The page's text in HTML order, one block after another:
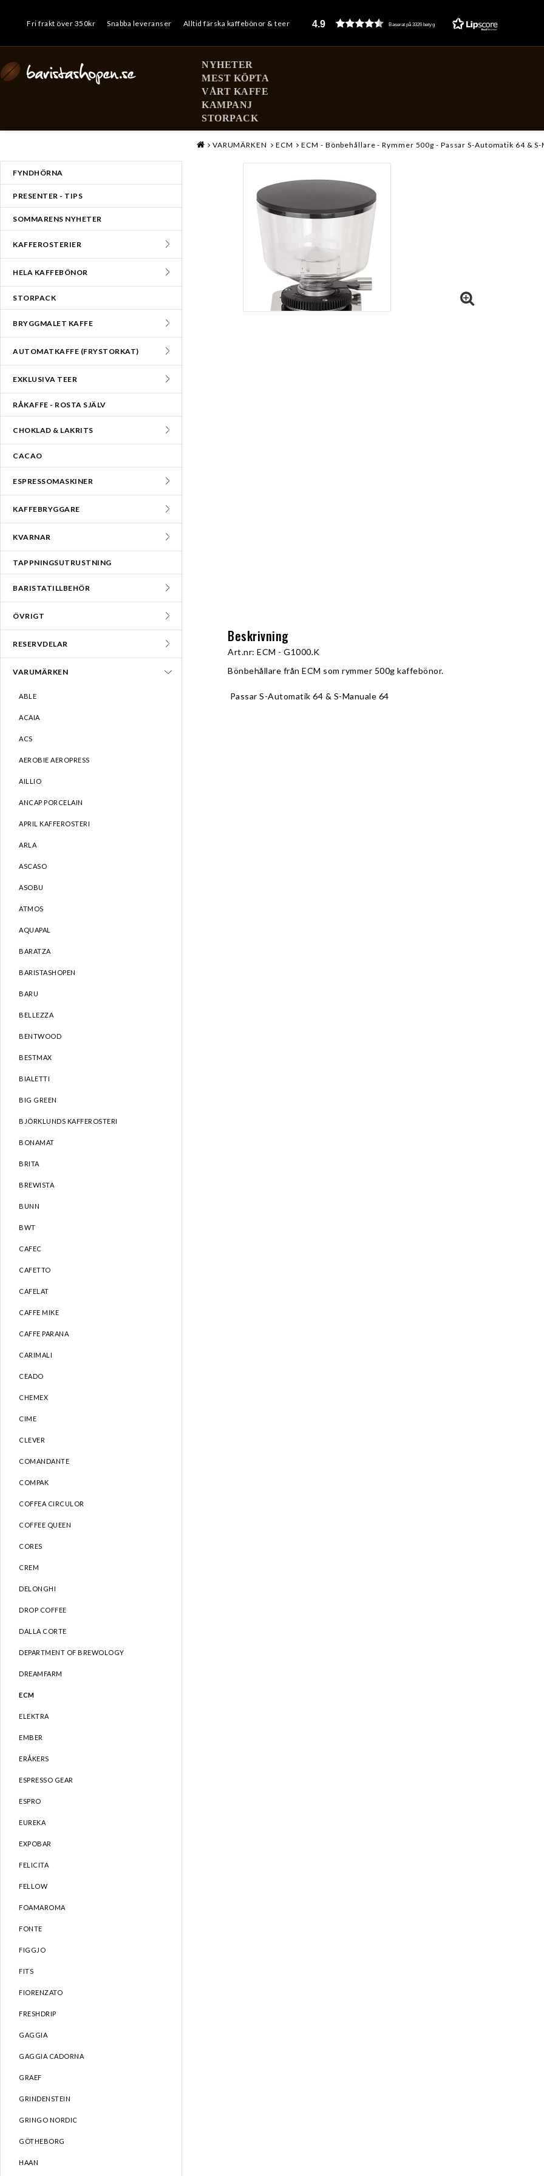
Fri frakt över 350kr Snabba leveranser Alltid färska kaffebönor & teer 4.9 Baserat på 3326 betyg
NYHETER
MEST KÖPTA
VÅRT KAFFE
KAMPANJ
STORPACK
FYNDHÖRNA
PRESENTER - TIPS
SOMMARENS NYHETER
KAFFEROSTERIER
HELA KAFFEBÖNOR
STORPACK
BRYGGMALET KAFFE
AUTOMATKAFFE (FRYSTORKAT)
EXKLUSIVA TEER
RÅKAFFE - ROSTA SJÄLV
CHOKLAD & LAKRITS
CACAO
ESPRESSOMASKINER
KAFFEBRYGGARE
KVARNAR
TAPPNINGSUTRUSTNING
BARISTATILLBEHÖR
ÖVRIGT
RESERVDELAR
VARUMÄRKEN
ABLE
ACAIA
ACS
AEROBIE AEROPRESS
AILLIO
ANCAP PORCELAIN
APRIL KAFFEROSTERI
ARLA
ASCASO
ASOBU
ATMOS
AQUAPAL
BARATZA
BARISTASHOPEN
BARU
BELLEZZA
BENTWOOD
BESTMAX
BIALETTI
BIG GREEN
BJÖRKLUNDS KAFFEROSTERI
BONAMAT
BRITA
BREWISTA
BUNN
BWT
CAFEC
CAFETTO
CAFELAT
CAFFE MIKE
CAFFE PARANA
CARIMALI
CEADO
CHEMEX
CIME
CLEVER
COMANDANTE
COMPAK
COFFEA CIRCULOR
COFFEE QUEEN
CORES
CREM
DELONGHI
DROP COFFEE
DALLA CORTE
DEPARTMENT OF BREWOLOGY
DREAMFARM
ECM
ELEKTRA
EMBER
ERÅKERS
ESPRESSO GEAR
ESPRO
EUREKA
EXPOBAR
FELICITA
FELLOW
FOAMAROMA
FONTE
FIGGJO
FITS
FIORENZATO
FRESHDRIP
GAGGIA
GAGGIA CADORNA
GRAEF
GRINDENSTEIN
GRINGO NORDIC
GÖTHEBORG
HAAN
VARUMÄRKEN ECM ECM - Bönbehållare - Rymmer 500g - Passar S-Automatik 64 &
Beskrivning
Art.nr: ECM - G1000.K
Bönbehållare från ECM som rymmer 500g kaffebönor.
Passar S-Automatik 64 & S-Manuale 64